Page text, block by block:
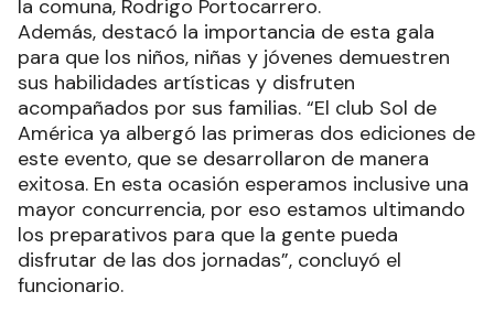
la comuna, Rodrigo Portocarrero.
Además, destacó la importancia de esta gala
para que los niños, niñas y jóvenes demuestren
sus habilidades artísticas y disfruten
acompañados por sus familias. “El club Sol de
América ya albergó las primeras dos ediciones de
este evento, que se desarrollaron de manera
exitosa. En esta ocasión esperamos inclusive una
mayor concurrencia, por eso estamos ultimando
los preparativos para que la gente pueda
disfrutar de las dos jornadas”, concluyó el
funcionario.